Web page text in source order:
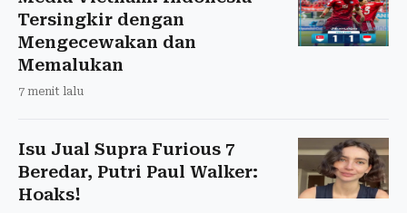
Tersingkir dengan
Mengecewakan dan
Memalukan
7 menit lalu
Isu Jual Supra Furious 7
Beredar, Putri Paul Walker:
Hoaks!